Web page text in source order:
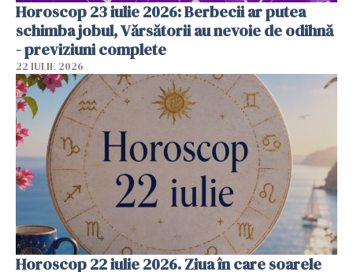
Horoscop 23 iulie 2026: Berbecii ar putea
schimba jobul, Vărsătorii au nevoie de odihnă
- previziuni complete
22 IULIE 2026
Horoscop 22 iulie 2026. Ziua în care soarele